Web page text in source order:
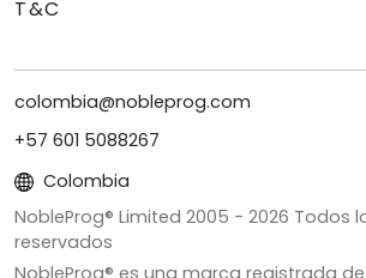
T&C
colombia@nobleprog.com
+57 601 5088267
Colombia
NobleProg® Limited 2005 - 2026 Todos
reservados